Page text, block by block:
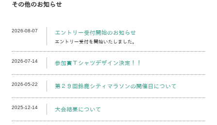
その他のお知らせ
2026-08-07 エントリー受付開始のお知らせ
エントリー受付を開始いたしました。
2026-07-14 参加賞Ｔシャツデザイン決定！！
2026-05-22 第２９回鈴鹿シティマラソンの開催日について
2025-12-14 大会結果について